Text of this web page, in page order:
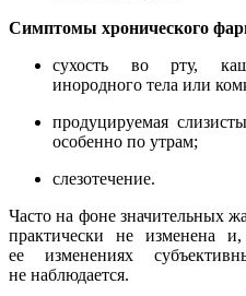
Симптомы хронического
сухость во рту,
инородного тела или
продуцируемая
особенно по утрам;
слезотечение.
Часто на фоне значительных
практически не изменена
ее изменениях
не наблюдается.